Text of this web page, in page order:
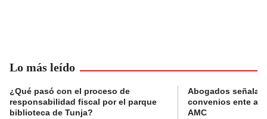
Lo más leído
¿Qué pasó con el proceso de
responsabilidad fiscal por el parque
biblioteca de Tunja?
Abogados
convenios ente
AMC